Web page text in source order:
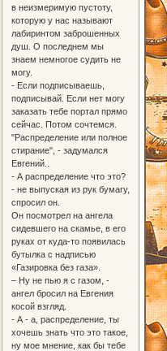
в неизмеримую пустоту,
которую у нас называют
лабиринтом заброшенных
душ. О последнем мы
знаем немногое судить не
могу.
- Если подписываешь,
подписывай. Если нет могу
заказать тебе портал прямо
сейчас. Потом сочтемся.
"Распределение или полное
стирание", - задумался
Евгений..
- А распределение что это?
- не выпуская из рук бумагу,
спросил он.
Он посмотрел на ангела
сидевшего на скамье, в его
руках от куда-то появилась
бутылка с надписью
«Газировка без газа».
– Ну не пью я с газом, -
ангел бросил на Евгения
косой взгляд.
- А - а, распределение, ты
хочешь знать что это такое,
ну мое мнение, как бы тебе